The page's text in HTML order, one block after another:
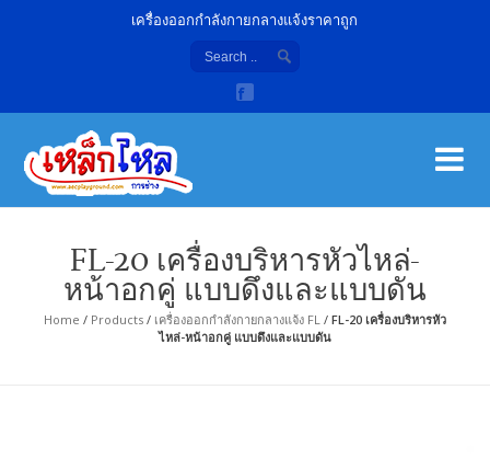
เครื่องออกกำลังกายกลางแจ้งราคาถูก
FL-20 เครื่องบริหารหัวไหล่-
หน้าอกคู่ แบบดึงและแบบดัน
Home / Products/ เครื่องออกกำลังกายกลางแจ้ง FL / FL-20 เครื่องบริหารหัว
ไหล่-หน้าอกคู่ แบบดึงและแบบดัน